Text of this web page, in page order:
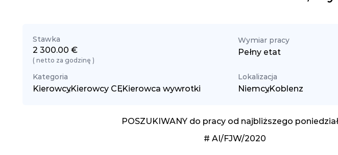
Stawka
2 300.00 €
( netto za godzinę )
Wymiar pracy
Pełny etat
Kategoria
Kierowcy
,Kierowcy CE,Kierowca wywrotki
Lokalizacja
Niemcy
,Koblenz
POSZUKIWANY do pracy od najbliższego
# AI/FJW/2020